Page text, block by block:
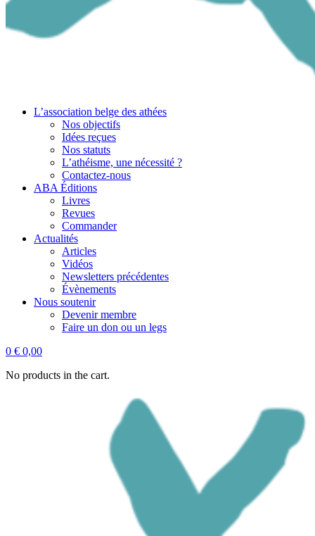
L’association belge des athées
Nos objectifs
Idées reçues
Nos statuts
L’athéisme, une nécessité ?
Contactez-nous
ABA Éditions
Livres
Revues
Commander
Actualités
Articles
Vidéos
Newsletters précédentes
Évènements
Nous soutenir
Devenir membre
Faire un don ou un legs
0 € 0,00
No products in the cart.